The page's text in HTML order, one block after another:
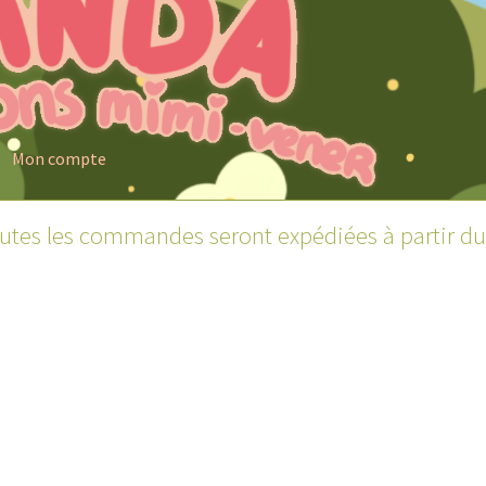
Mon compte
les commandes seront expédiées à partir